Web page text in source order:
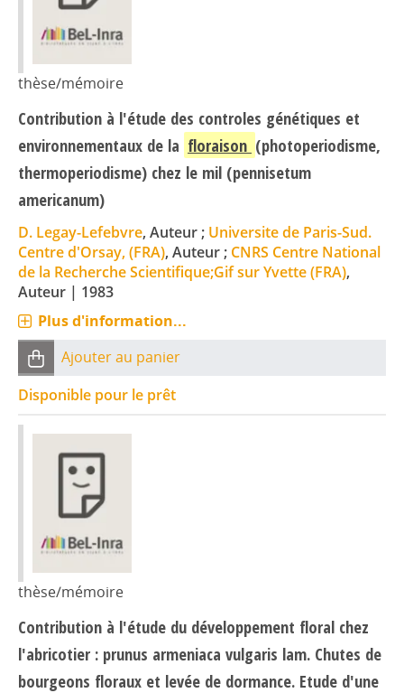
thèse/mémoire
Contribution à l'étude des controles génétiques et
environnementaux de la floraison (photoperiodisme,
thermoperiodisme) chez le mil (pennisetum
americanum)
D. Legay-Lefebvre, Auteur ; Universite de Paris-Sud.
Centre d'Orsay, (FRA), Auteur ; CNRS Centre National
de la Recherche Scientifique;Gif sur Yvette (FRA),
Auteur | 1983
Plus d'information...
Ajouter au panier
Disponible pour le prêt
thèse/mémoire
Contribution à l'étude du développement floral chez
l'abricotier : prunus armeniaca vulgaris lam. Chutes de
bourgeons floraux et levée de dormance. Etude d'une